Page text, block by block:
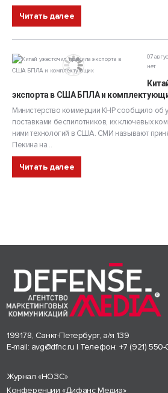
Читать далее
07
нет
экспорта в США БПЛА и
Министерство коммерции КНР сообщило об
поставками беспилотников, их ключевых
ними технологий в США. СМИ называют
Пекина на...
Читать далее
199178, Санкт-Петербург, а/я 139
E-mail: avg@dfnc.ru | Телефон: +7 (921) 550-
Журнал «НОЗС»
Конференции «Дифанс Медиа»